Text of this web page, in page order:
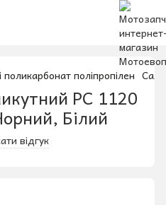
поликарбонат поліпропілен
РС 1120
Білий
відгук